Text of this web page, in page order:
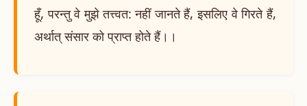
हूँ, परन्तु वे मुझे तत्त्वत: नहीं जानते हैं, इसलिए वे गिरते हैं,
अर्थात् संसार को प्राप्त होते हैं।।